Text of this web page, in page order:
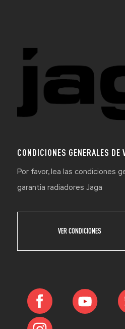
CONDICIONES GENERALES DE
Por favor, lea las condiciones
garantía radiadores Jaga
VER CONDICIONES